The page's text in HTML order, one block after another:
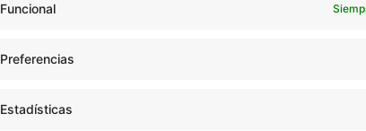
Funcional
Preferencias
Estadísticas